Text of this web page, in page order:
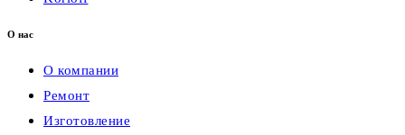
О нас
О компании
Ремонт
Изготовление